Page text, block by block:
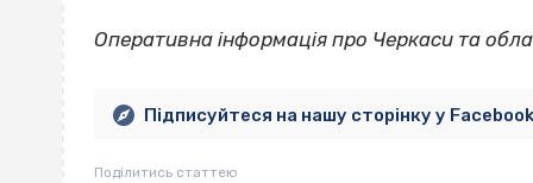
Оперативна інформація про Черкаси та
Підписуйтеся на нашу сторінку у Facebook
Поділитись статтею